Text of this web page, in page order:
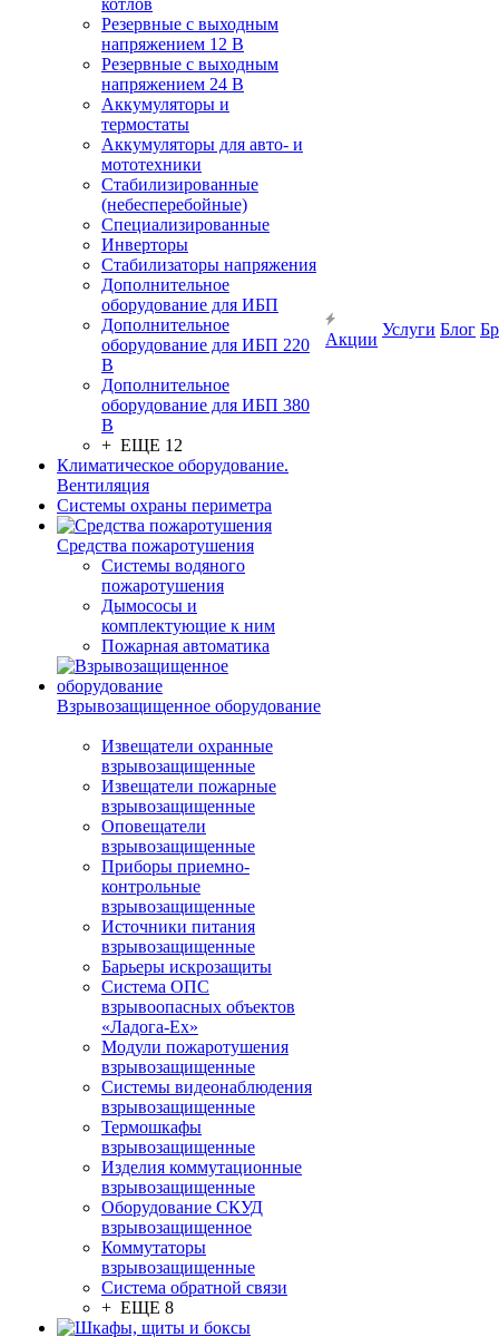
котлов
Резервные с выходным
напряжением 12 В
Резервные с выходным
напряжением 24 В
Аккумуляторы и
термостаты
Аккумуляторы для авто- и
мототехники
Стабилизированные
(небесперебойные)
Специализированные
Инверторы
Стабилизаторы напряжения
Дополнительное
оборудование для ИБП
Дополнительное
оборудование для ИБП 220
В
Дополнительное
оборудование для ИБП 380
В
+ ЕЩЕ 12
Климатическое оборудование.
Вентиляция
Системы охраны периметра
Средства пожаротушения
Системы водяного
пожаротушения
Дымососы и
комплектующие к ним
Пожарная автоматика
Взрывозащищенное оборудование
Извещатели охранные
взрывозащищенные
Извещатели пожарные
взрывозащищенные
Оповещатели
взрывозащищенные
Приборы приемно-
контрольные
взрывозащищенные
Источники питания
взрывозащищенные
Барьеры искрозащиты
Система ОПС
взрывоопасных объектов
«Ладога-Ex»
Модули пожаротушения
взрывозащищенные
Системы видеонаблюдения
взрывозащищенные
Термошкафы
взрывозащищенные
Изделия коммутационные
взрывозащищенные
Оборудование СКУД
взрывозащищенное
Коммутаторы
взрывозащищенные
Система обратной связи
+ ЕЩЕ 8
Акции
Услуги Блог